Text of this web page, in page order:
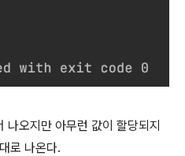
오지만 아무런 값이 할당되지
로 나온다.